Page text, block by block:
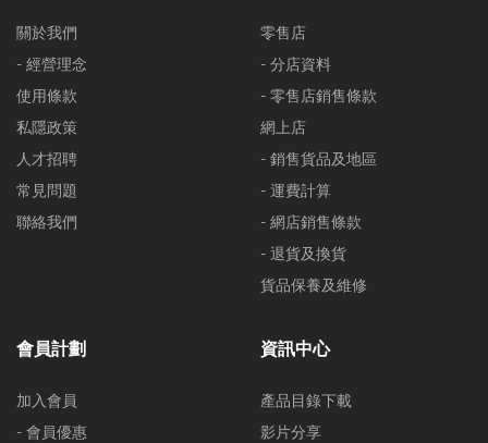
關於我們
- 經營理念
使用條款
私隱政策
人才招聘
常見問題
聯絡我們
零售店
- 分店資料
- 零售店銷售條款
網上店
- 銷售貨品及地區
- 運費計算
- 網店銷售條款
- 退貨及換貨
貨品保養及維修
會員計劃
加入會員
- 會員優惠
資訊中心
產品目錄下載
影片分享